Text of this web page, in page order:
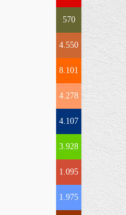
570
4.550
8.101
4.278
4.107
3.928
1.095
1.975